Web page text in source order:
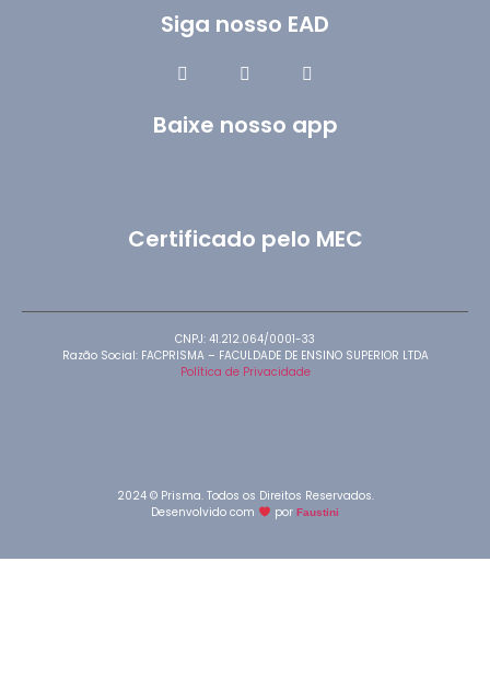
Siga nosso EAD
Baixe nosso app
Certificado pelo MEC
CNPJ: 41.212.064/0001-33
Razão Social: FACPRISMA – FACULDADE DE ENSINO SUPERIOR LTDA
Política de Privacidade
2024 © Prisma. Todos os Direitos Reservados.
Desenvolvido com
por Faustini